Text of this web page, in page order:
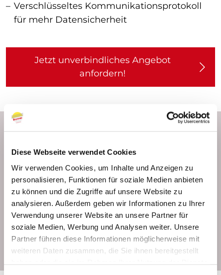
Diese Webseite verwendet Cookies
Wir verwenden Cookies, um Inhalte und Anzeigen zu
personalisieren, Funktionen für soziale Medien anbieten
zu können und die Zugriffe auf unsere Website zu
analysieren. Außerdem geben wir Informationen zu Ihrer
Verwendung unserer Website an unsere Partner für
soziale Medien, Werbung und Analysen weiter. Unsere
Partner führen diese Informationen möglicherweise mit
weiteren Daten zusammen, die Sie ihnen bereitgestellt
Verschlüsseltes Kommunikationsprotokoll
für mehr Datensicherheit
Jetzt unverbindliches Angebot
anfordern!
Produktdetails
2,4 GHz
Steuerungsfunktionen
Automation abhängig von der gewählten
Matter Zentrale (Apple Home, Amazon Alexa,
Google Home, Samsung Smart-Things)